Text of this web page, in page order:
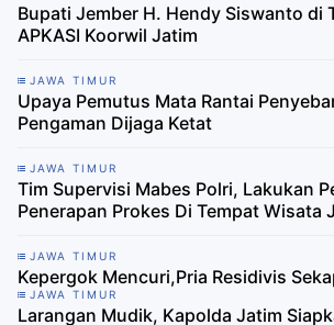
Bupati Jember H. Hendy Siswanto di
APKASI Koorwil Jatim
JAWA TIMUR
Upaya Pemutus Mata Rantai
Pengaman Dijaga Ketat
JAWA TIMUR
Tim Supervisi Mabes Polri, Lakukan
Penerapan Prokes Di Tempat Wisata
JAWA TIMUR
Kepergok Mencuri,Pria Residivis
JAWA TIMUR
Larangan Mudik, Kapolda Jatim